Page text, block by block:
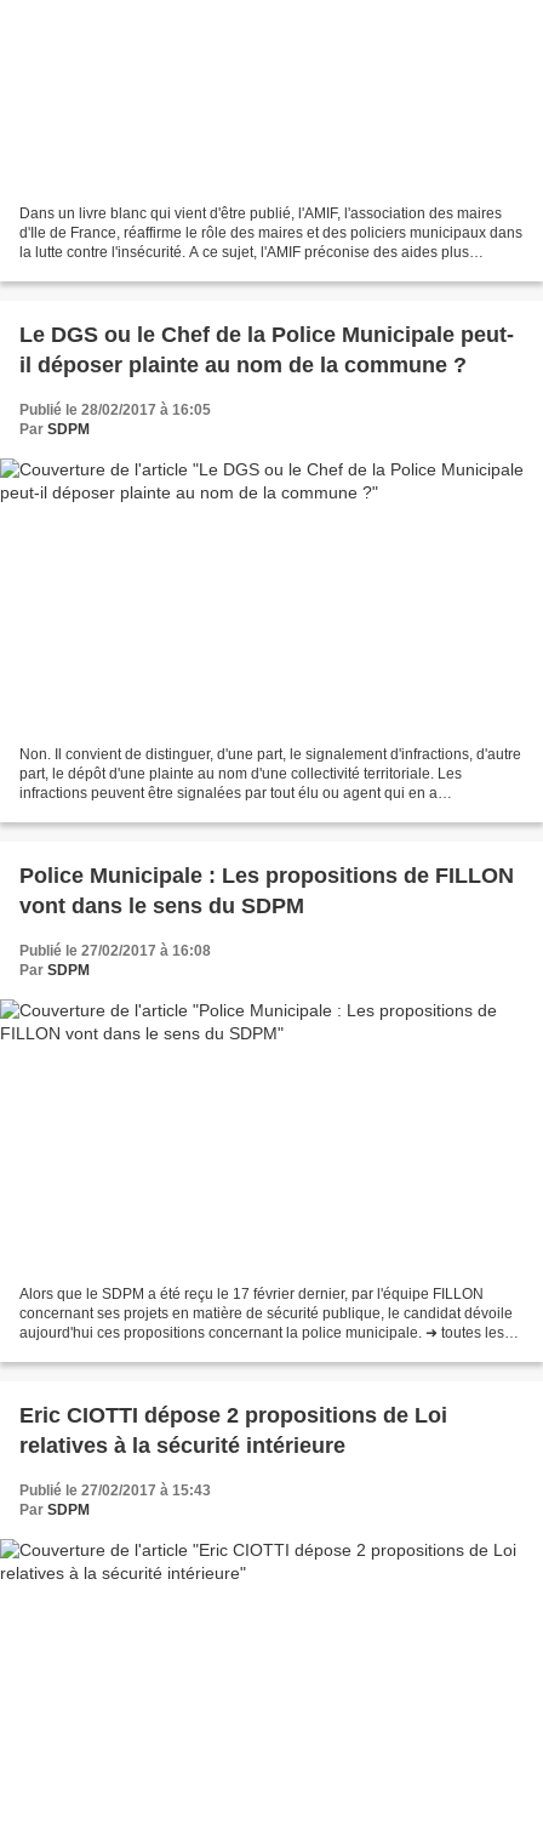
Dans un livre blanc qui vient d'être publié, l'AMIF, l'association des maires
d'Ile de France, réaffirme le rôle des maires et des policiers municipaux dans
la lutte contre l'insécurité. A ce sujet, l'AMIF préconise des aides plus
Le DGS ou le Chef de la Police Municipale peut-
il déposer plainte au nom de la commune ?
Publié le 28/02/2017 à 16:05
Par SDPM
Non. Il convient de distinguer, d'une part, le signalement d'infractions, d'autre
part, le dépôt d'une plainte au nom d'une collectivité territoriale. Les
infractions peuvent être signalées par tout élu ou agent qui en a
Police Municipale : Les propositions de FILLON
vont dans le sens du SDPM
Publié le 27/02/2017 à 16:08
Par SDPM
Alors que le SDPM a été reçu le 17 février dernier, par l'équipe FILLON
concernant ses projets en matière de sécurité publique, le candidat dévoile
aujourd'hui ces propositions concernant la police municipale. ➜ toutes les
Eric CIOTTI dépose 2 propositions de Loi
relatives à la sécurité intérieure
Publié le 27/02/2017 à 15:43
Par SDPM